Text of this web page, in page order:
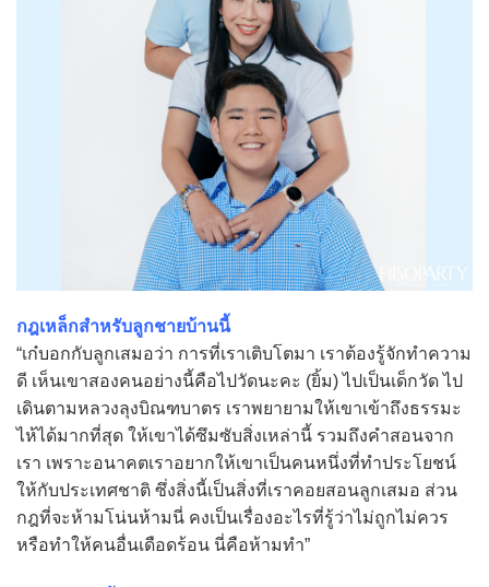
กฎเหล็กสำหรับลูกชายบ้านนี้
“เก๋บอกกับลูกเสมอว่า การที่เราเติบโตมา เราต้องรู้จักทำความ
ดี เห็นเขาสองคนอย่างนี้คือไปวัดนะคะ (ยิ้ม) ไปเป็นเด็กวัด ไป
เดินตามหลวงลุงบิณฑบาตร เราพยายามให้เขาเข้าถึงธรรมะ
ไห้ได้มากที่สุด ให้เขาได้ซึมซับสิ่งเหล่านี้ รวมถึงคำสอนจาก
เรา เพราะอนาคตเราอยากให้เขาเป็นคนหนึ่งที่ทำประโยชน์
ให้กับประเทศชาติ ซึ่งสิ่งนี้เป็นสิ่งที่เราคอยสอนลูกเสมอ ส่วน
กฎที่จะห้ามโน่นห้ามนี่ คงเป็นเรื่องอะไรที่รู้ว่าไม่ถูกไม่ควร
หรือทำให้คนอื่นเดือดร้อน นี่คือห้ามทำ”